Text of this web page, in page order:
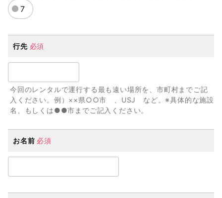
7
行先 必須
今回のレンタルで運行する最も遠い場所を、市町村までご記
入ください。例）××県○○市 、USJ など。※具体的な施設
名、もしくは●●市までご記入ください。
お名前 必須